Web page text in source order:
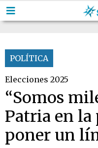
POLÍTICA
Elecciones 2025
“Somos
Patria en
poner un